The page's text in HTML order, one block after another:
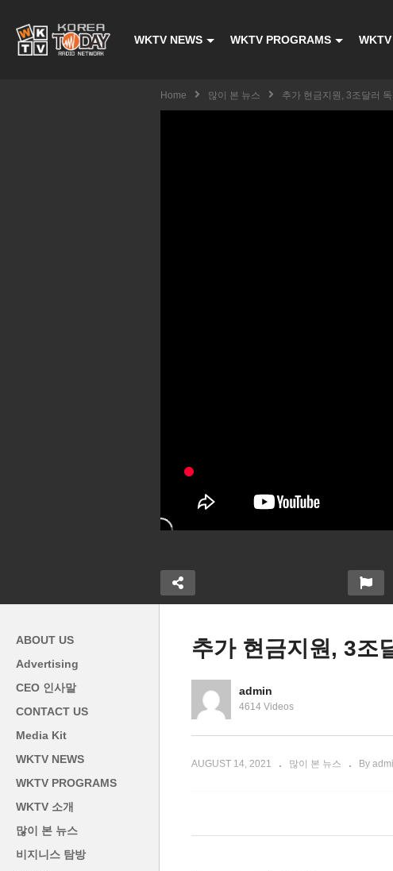
WKTV NEWS WKTV PROGRAMS
Home 많이 본 뉴스 추가 현금지원, 3조달러
델타변이 기승으로 7월 소매판
매 급락 ‘경제반등 제동 걸리
ABOUT US
Advertising
CEO 인사말
CONTACT US
Media Kit
WKTV NEWS
WKTV PROGRAMS
WKTV 소개
많이 본 뉴스
비지니스 탐방
추가 현금지원, 3조
admin
4614 Videos
AUGUST 14, 2021 많이 본 뉴스 By